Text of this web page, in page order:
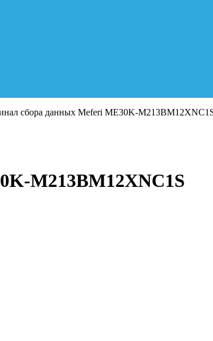
сбора данных Meferi ME30K-
M213BM12XNC1S